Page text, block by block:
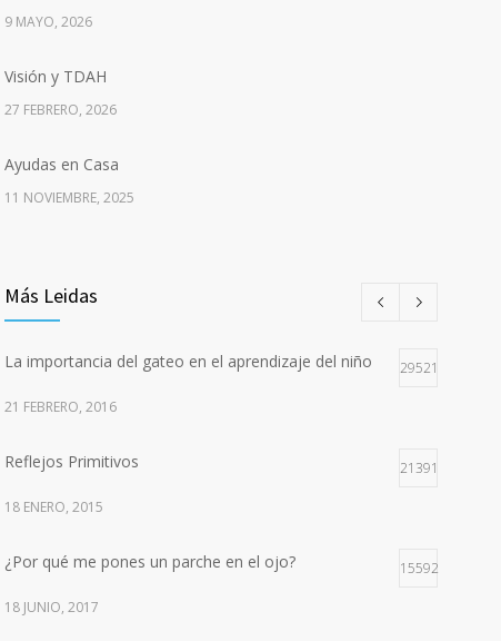
9 MAYO, 2026
Visión y TDAH
27 FEBRERO, 2026
Ayudas en Casa
11 NOVIEMBRE, 2025
Más Leidas
La importancia del gateo en el aprendizaje del niño 29521
21 FEBRERO, 2016
Reflejos Primitivos 21391
18 ENERO, 2015
¿Por qué me pones un parche en el ojo? 15592
18 JUNIO, 2017